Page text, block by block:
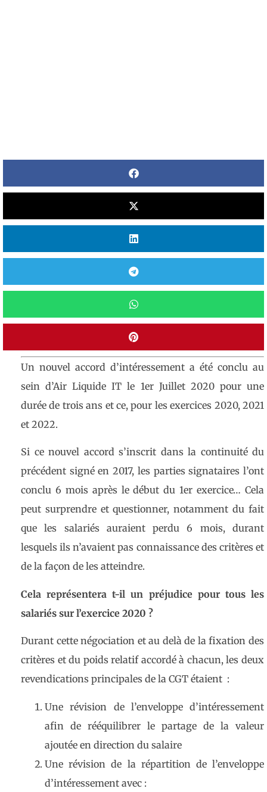
Un nouvel accord d’intéressement a été conclu au
sein d’Air Liquide IT le 1er Juillet 2020 pour une
durée de trois ans et ce, pour les exercices 2020, 2021
et 2022.
Si ce nouvel accord s’inscrit dans la continuité du
précédent signé en 2017, les parties signataires l’ont
conclu 6 mois après le début du 1er exercice… Cela
peut surprendre et questionner, notamment du fait
que les salariés auraient perdu 6 mois, durant
lesquels ils n’avaient pas connaissance des critères et
de la façon de les atteindre.
Cela représentera t-il un préjudice pour tous les
salariés sur l’exercice 2020 ?
Durant cette négociation et au delà de la fixation des
critères et du poids relatif accordé à chacun, les deux
revendications principales de la CGT étaient :
Une révision de l’enveloppe d’intéressement
afin de rééquilibrer le partage de la valeur
ajoutée en direction du salaire
Une révision de la répartition de l’enveloppe
d’intéressement avec :